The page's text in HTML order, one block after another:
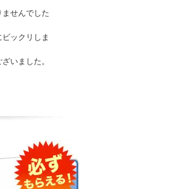
せんでした
ックリしま
いました。